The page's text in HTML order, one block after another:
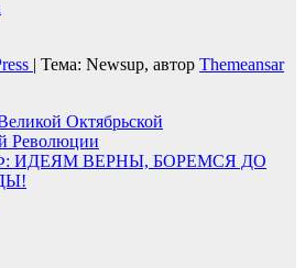
| Тема: Newsup, автор Themeansar
Октябрьской
Революции
ИДЕЯМ ВЕРНЫ, БОРЕМСЯ ДО